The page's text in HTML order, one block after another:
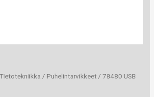
Tietotekniikka / Puhelintarvikkeet / 78480 USB